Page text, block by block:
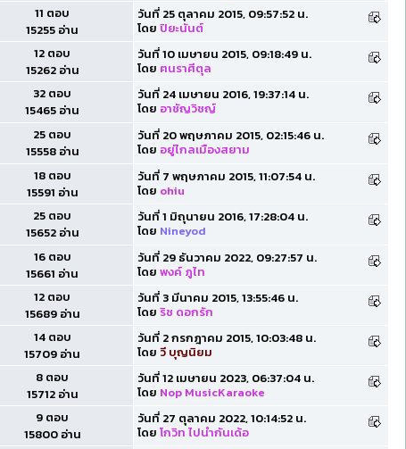
11 ตอบ
15255 อ่าน
วันที่ 25 ตุลาคม 2015, 09:57:52 น.
โดย ปิยะนันต์
12 ตอบ
15262 อ่าน
วันที่ 10 เมษายน 2015, 09:18:49 น.
โดย ฅนราศีตุล
32 ตอบ
15465 อ่าน
วันที่ 24 เมษายน 2016, 19:37:14 น.
โดย อาชัญวิชญ์
25 ตอบ
15558 อ่าน
วันที่ 20 พฤษภาคม 2015, 02:15:46 น.
โดย อยู่ไกลเมืองสยาม
18 ตอบ
15591 อ่าน
วันที่ 7 พฤษภาคม 2015, 11:07:54 น.
โดย ohiu
25 ตอบ
15652 อ่าน
วันที่ 1 มิถุนายน 2016, 17:28:04 น.
โดย Nineyod
16 ตอบ
15661 อ่าน
วันที่ 29 ธันวาคม 2022, 09:27:57 น.
โดย พงค์ ภูไท
12 ตอบ
15689 อ่าน
วันที่ 3 มีนาคม 2015, 13:55:46 น.
โดย ริช ดอกรัก
14 ตอบ
15709 อ่าน
วันที่ 2 กรกฎาคม 2015, 10:03:48 น.
โดย วี บุญนิยม
8 ตอบ
15712 อ่าน
วันที่ 12 เมษายน 2023, 06:37:04 น.
โดย Nop MusicKaraoke
9 ตอบ
15800 อ่าน
วันที่ 27 ตุลาคม 2022, 10:14:52 น.
โดย โกวิท ไปนำกันเด้อ